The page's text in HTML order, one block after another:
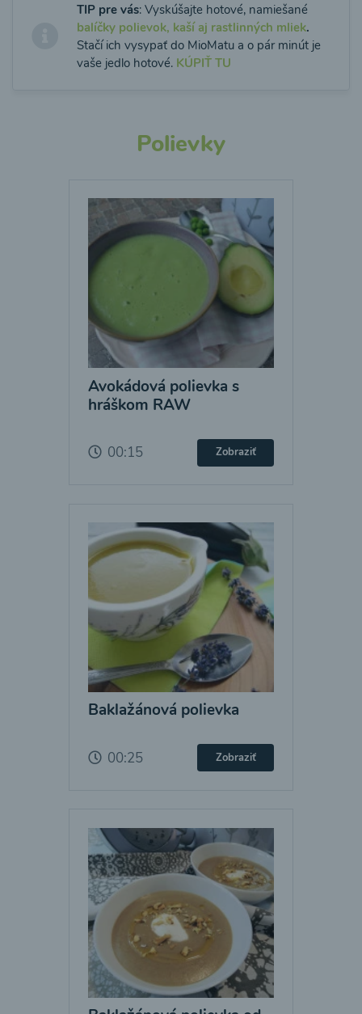
TIP pre vás: Vyskúšajte hotové, namiešané
balíčky polievok, kaší aj rastlinných mliek.
Stačí ich vysypať do MioMatu a o pár minút je
vaše jedlo hotové. KÚPIŤ TU
Polievky
Avokádová polievka s
hráškom RAW
00:15 Zobraziť
Baklažánová polievka
00:25 Zobraziť